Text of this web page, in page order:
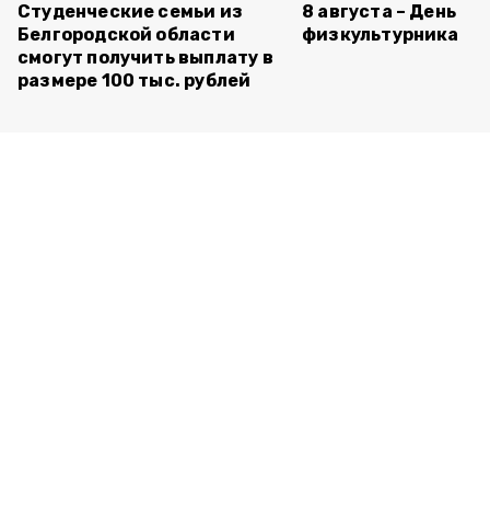
Студенческие семьи из
Белгородской области
смогут получить выплату в
размере 100 тыс. рублей
8 августа – День
физкультурника